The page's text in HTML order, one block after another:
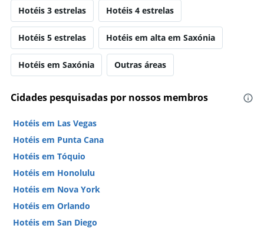
Hotéis 3 estrelas Hotéis 4 estrelas
Hotéis 5 estrelas Hotéis em alta em Saxónia
Hotéis em Saxónia Outras áreas
Cidades pesquisadas por nossos membros
Hotéis em Las Vegas
Hotéis em Punta Cana
Hotéis em Tóquio
Hotéis em Honolulu
Hotéis em Nova York
Hotéis em Orlando
Hotéis em San Diego